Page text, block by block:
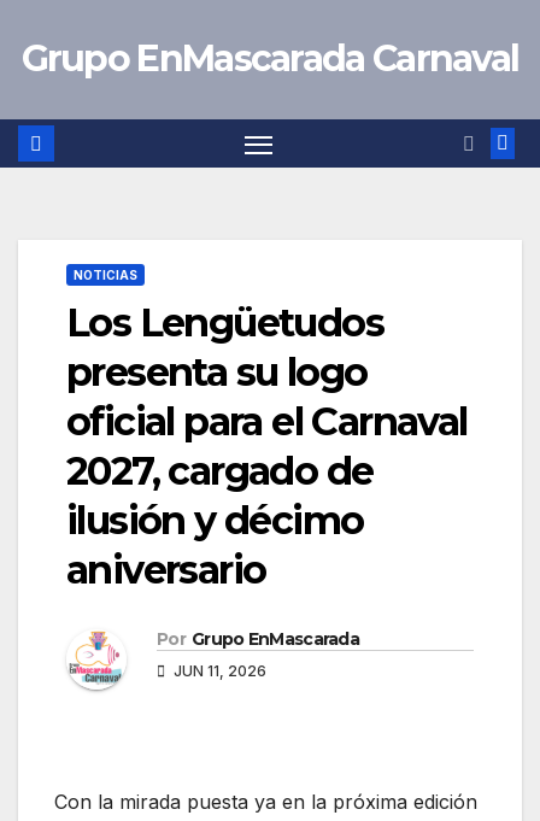
Grupo EnMascarada Carnaval
NOTICIAS
Los Lengüetudos
presenta su logo
oficial para el Carnaval
2027, cargado de
ilusión y décimo
aniversario
Por Grupo EnMascarada
JUN 11, 2026
Con la mirada puesta ya en la próxima edición